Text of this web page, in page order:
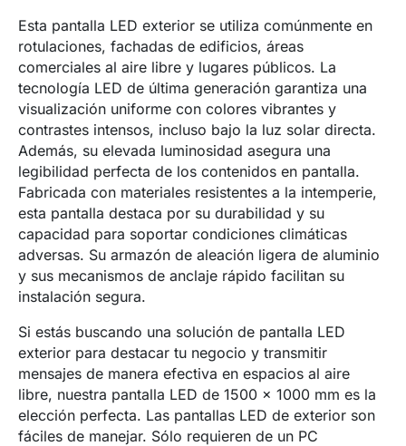
Esta pantalla LED exterior se utiliza comúnmente en
rotulaciones, fachadas de edificios, áreas
comerciales al aire libre y lugares públicos. La
tecnología LED de última generación garantiza una
visualización uniforme con colores vibrantes y
contrastes intensos, incluso bajo la luz solar directa.
Además, su elevada luminosidad asegura una
legibilidad perfecta de los contenidos en pantalla.
Fabricada con materiales resistentes a la intemperie,
esta pantalla destaca por su durabilidad y su
capacidad para soportar condiciones climáticas
adversas. Su armazón de aleación ligera de aluminio
y sus mecanismos de anclaje rápido facilitan su
instalación segura.
Si estás buscando una solución de pantalla LED
exterior para destacar tu negocio y transmitir
mensajes de manera efectiva en espacios al aire
libre, nuestra pantalla LED de 1500 x 1000 mm es la
elección perfecta. Las pantallas LED de exterior son
fáciles de manejar. Sólo requieren de un PC